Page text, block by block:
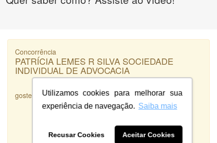
Utilizamos cookies para melhorar sua
experiência de navegação. Saiba mais
Recusar Cookies Aceitar Cookies
Concorrência
PATRÍCIA LEMES R SILVA SOCIEDADE
INDIVIDUAL DE ADVOCACIA
gostei muito dos trabalhos apresentados e da rapidez